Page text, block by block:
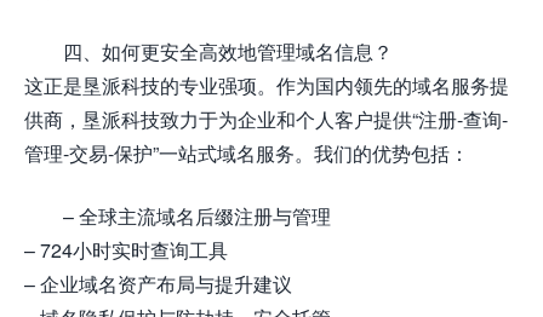
四、如何更安全高效地管理域名信息？
这正是垦派科技的专业强项。作为国内领先的域名服务提
供商，垦派科技致力于为企业和个人客户提供“注册-查询-
管理-交易-保护”一站式域名服务。我们的优势包括：
– 全球主流域名后缀注册与管理
– 724小时实时查询工具
– 企业域名资产布局与提升建议